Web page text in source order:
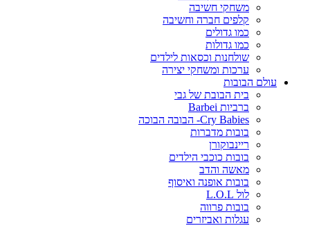
משחקי חשיבה
קלפים חברה וחשיבה
כמו גדולים
כמו גדולות
שולחנות וכסאות לילדים
ערכות ומשחקי יצירה
עולם הבובות
בית הבובת של גבי
ברביות Barbei
Cry Babies- הבובה הבוכה
בובות מדברות
ריינבוקורן
בובות כוכבי הילדים
מאשה והדב
בובות אופנה ואיסוף
לול L.O.L
בובות פרווה
עגלות ואביזרים